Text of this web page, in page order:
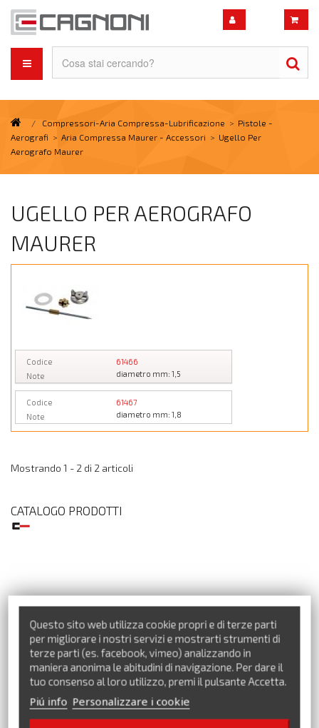
/ Compressori-Aria Compressa-Lubrificazione > Pistole -
Aerografi > Aria Compressa Maurer - Accessori > Ugello Per
Aerografo Maurer
UGELLO PER AEROGRAFO
MAURER
Codice
61466
Note
diametro mm: 1,5
Codice
61467
Note
diametro mm: 1,8
Mostrando 1 - 2 di 2 articoli
CATALOGO PRODOTTI
Precedente Successivo
Questo sito web utilizza cookie propri e di terze parti
per migliorare i nostri servizi e mostrarti strumenti di
terze parti (es. facebook, vimeo) analizzando in
maniera anonima le abitudini di navigazione. Per dare il
tuo consenso al loro utilizzo, premi il pulsante Accetta.
Piú info Personalizzare i cookie